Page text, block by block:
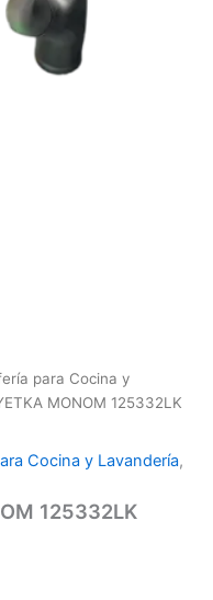
para Cocina y
MONOM 125332LK
Cocina y Lavandería,
125332LK